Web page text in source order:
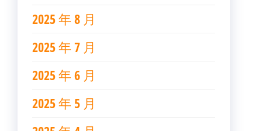
2025 年 8 月
2025 年 7 月
2025 年 6 月
2025 年 5 月